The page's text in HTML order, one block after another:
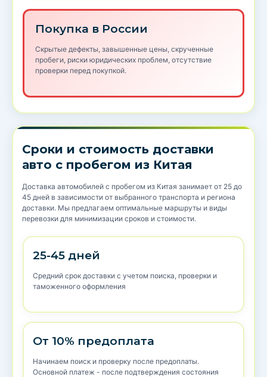
Покупка в России
Скрытые дефекты, завышенные цены, скрученные
пробеги, риски юридических проблем, отсутствие
проверки перед покупкой.
Сроки и стоимость доставки
авто с пробегом из Китая
Доставка автомобилей с пробегом из Китая занимает от 25 до
45 дней в зависимости от выбранного транспорта и региона
доставки. Мы предлагаем оптимальные маршруты и виды
перевозки для минимизации сроков и стоимости.
25-45 дней
Средний срок доставки с учетом поиска, проверки и
таможенного оформления
От 10% предоплата
Начинаем поиск и проверку после предоплаты.
Основной платеж - после подтверждения состояния